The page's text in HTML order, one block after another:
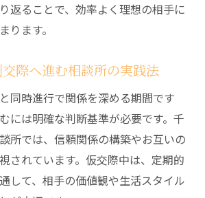
返ることで、効率よく理想の相手に
ります。
際へ進む相談所の実践法
同時進行で関係を深める期間です
には明確な判断基準が必要です。千
所では、信頼関係の構築やお互いの
されています。仮交際中は、定期的
して、相手の価値観や生活スタイル